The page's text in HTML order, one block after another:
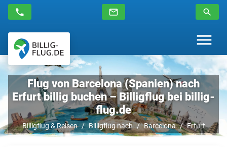
Flug von Barcelona (Spanien) nach
Erfurt billig buchen – Billigflug bei billig-
flug.de
Billigflug & Reisen Billigflug nach Barcelona Erfurt